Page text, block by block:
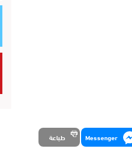
Messenger طباعة